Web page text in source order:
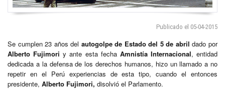
Publicado el 05-04-2015
Se cumplen 23 años del autogolpe de Estado del 5 de abril dado por
Alberto Fujimori y ante esta fecha Amnistía Internacional, entidad
dedicada a la defensa de los derechos humanos, hizo un llamado a no
repetir en el Perú experiencias de esta tipo, cuando el entonces
presidente, Alberto Fujimori, disolvió el Parlamento.